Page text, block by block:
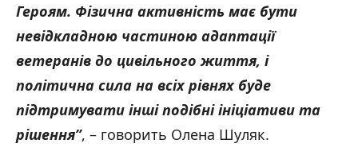
Героям. Фізична активність має бути
невідкладною частиною адаптації
ветеранів до цивільного життя, і
політична сила на всіх рівнях буде
підтримувати інші подібні ініціативи та
рішення”, – говорить Олена Шуляк.